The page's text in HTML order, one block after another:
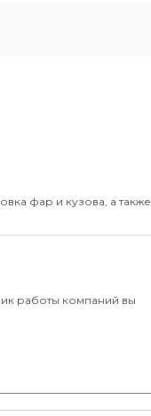
фар и кузова, а также
работы компаний вы